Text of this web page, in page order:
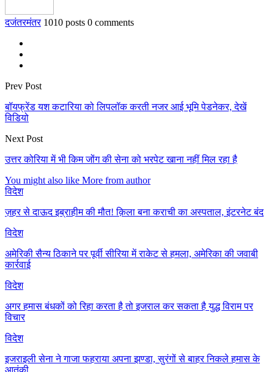
दजंतरमंतर 1010 posts 0 comments
Prev Post
बॉयफ्रेंड यश कटारिया को लिपलॉक करती नजर आई भूमि पेडनेकर, देखें
विडियो
Next Post
उत्तर कोरिया में भी किम जोंग की सेना को भरपेट खाना नहीं मिल रहा है
You might also like More from author
विदेश
ज़हर से दाऊद इब्राहीम की मौत! क़िला बना कराची का अस्पताल, इंटरनेट बंद
विदेश
अमेरिकी सैन्य ठिकाने पर पूर्वी सीरिया में राकेट से हमला, अमेरिका की जवाबी
कार्रवाई
विदेश
अगर हमास बंधकों को रिहा करता है तो इजराल कर सकता है युद्ध विराम पर
विचार
विदेश
इजराइली सेना ने गाजा फहराया अपना झण्डा, सुरंगों से बाहर निकले हमास के
आतंकी